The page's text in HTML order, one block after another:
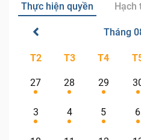
Thực hiện quyền Hạch
Tháng
T2 T3 T4
27 28 29
3 4 5 6